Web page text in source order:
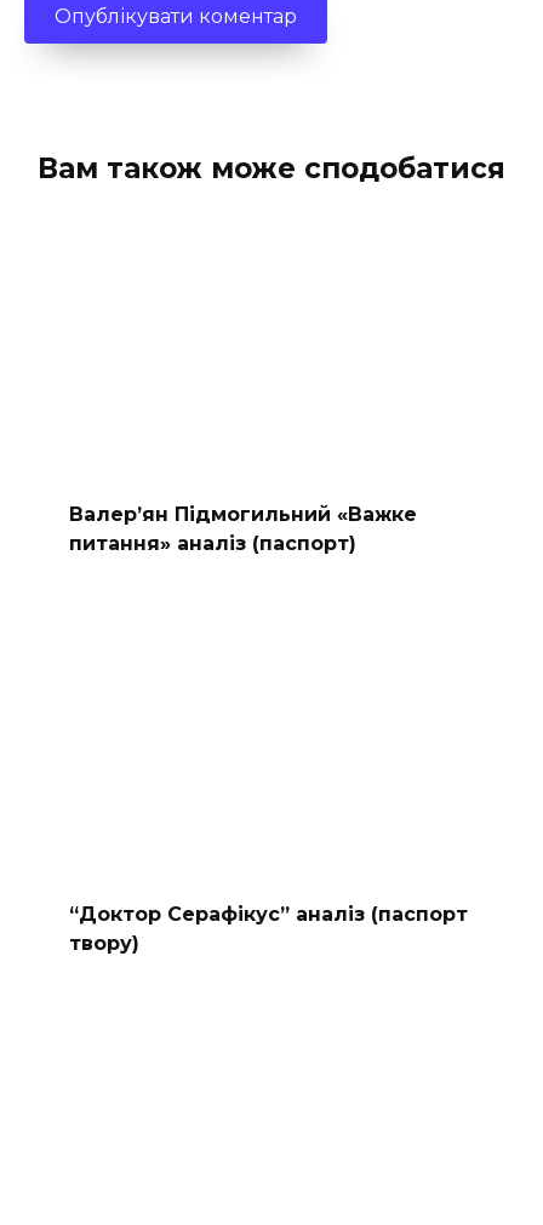
Вам також може сподобатися
Валер’ян Підмогильний «Важке
питання» аналіз (паспорт)
“Доктор Серафікус” аналіз (паспорт
твору)